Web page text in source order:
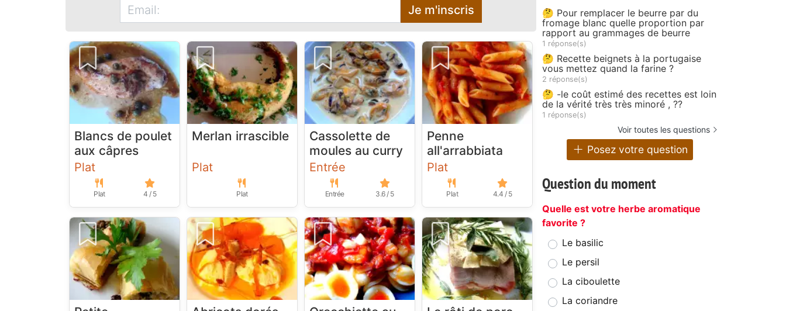
Je m'inscris
Blancs de poulet
aux câpres
Plat
Plat 4 / 5
Merlan irrascible
Plat
Plat
Cassolette de
moules au curry
Entrée
Entrée 3.6 / 5
Penne
all'arrabbiata
Plat
Plat 4.4 / 5
🤔 Pour remplacer le beurre par du
fromage blanc quelle proportion par
rapport au grammages de beurre
1 réponse(s)
🤔 Recette beignets à la portugaise
vous mettez quand la farine ?
2 réponse(s)
🤔 -le coût estimé des recettes est loin
de la vérité très très minoré , ??
1 réponse(s)
Voir toutes les questions
Posez votre question
Question du moment
Quelle est votre herbe aromatique
favorite ?
Le basilic
Le persil
La ciboulette
La coriandre